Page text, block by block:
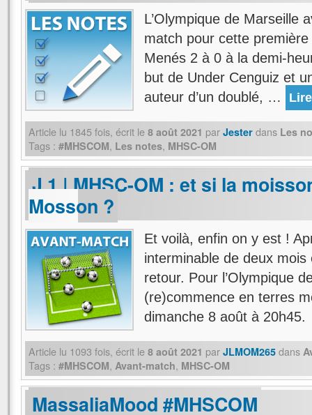
L’Olympique de Marseille
match pour cette
Menés 2 à 0 à la demi-
but de Under Cenguiz et
auteur d’un doublé, …
Article lu 1845 fois, écrit le 8 août 2021 par Jester dans Les
Tags : #MHSCOM, Les notes, MHSC-OM
J 1 | MHSC-OM : et si la
Mosson ?
Et voilà, enfin on y est !
interminable de deux
retour. Pour l’Olympique
(re)commence en terres
dimanche 8 août à 20h45.
Article lu 1093 fois, écrit le 8 août 2021 par JLMOM265 dans
Tags : #MHSCOM, Avant-match, MHSC-OM
MassaliaMood #MHSCOM